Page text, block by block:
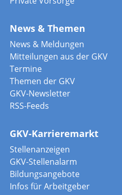
News & Themen
News & Meldungen
Mitteilungen aus der GKV
Termine
Themen der GKV
GKV-Newsletter
RSS-Feeds
GKV-Karrieremarkt
Stellenanzeigen
GKV-Stellenalarm
Bildungsangebote
Infos für Arbeitgeber